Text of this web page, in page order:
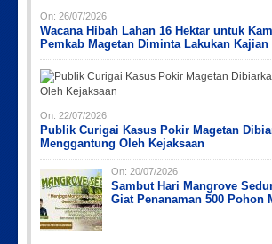
On: 26/07/2026
Wacana Hibah Lahan 16 Hektar untuk
Pemkab Magetan Diminta Lakukan Kajian
On: 22/07/2026
Publik Curigai Kasus Pokir Magetan
Menggantung Oleh Kejaksaan
On: 20/07/2026
Sambut Hari Mangrove
Giat Penanaman 500 Pohon